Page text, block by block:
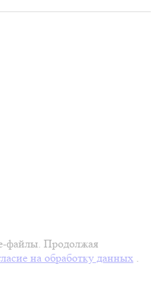
файлы. Продолжая
на обработку данных .